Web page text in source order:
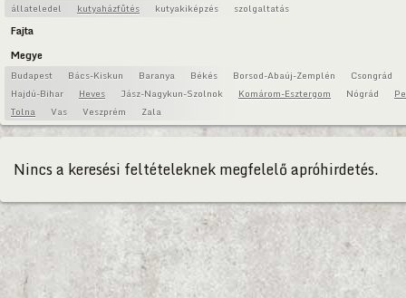
állateledel kutyaházfűtés kutyakiképzés szolgaltatás
Fajta
Megye
Budapest Bács-Kiskun Baranya Békés Borsod-Abaúj-Zemplén
Csongrád
Hajdú-Bihar
Heves Jász-Nagykun-Szolnok Komárom-Esztergom Nógrád
Tolna
Vas Veszprém Zala
Nincs a keresési feltételeknek megfelelő apróhirdetés.